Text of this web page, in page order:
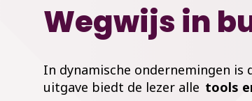
Wegwijs in
In dynamische ondernemingen
uitgave biedt de lezer alle tools